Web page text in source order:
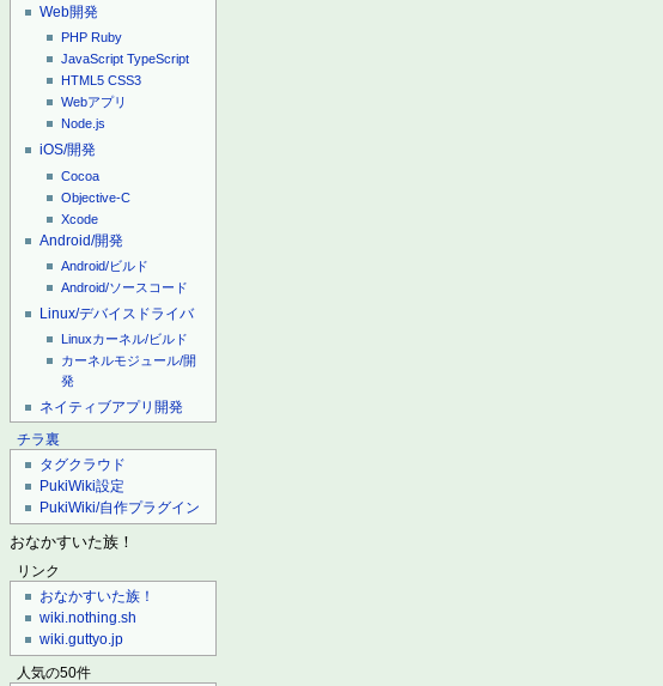
Web開発
PHP Ruby
JavaScript TypeScript
HTML5 CSS3
Webアプリ
Node.js
iOS/開発
Cocoa
Objective-C
Xcode
Android/開発
Android/ビルド
Android/ソースコード
Linux/デバイスドライバ
Linuxカーネル/ビルド
カーネルモジュール/開
発
ネイティブアプリ開発
チラ裏
タグクラウド
PukiWiki設定
PukiWiki/自作プラグイン
おなかすいた族！
リンク
おなかすいた族！
wiki.nothing.sh
wiki.guttyo.jp
人気の50件